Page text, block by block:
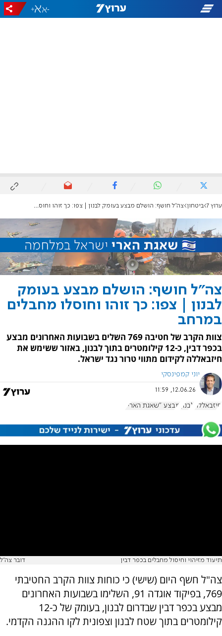
-
+
ערוץ 7 ביטחון צה"ל חושף: הושלם מבצע בעומק לבנון | צפו: כך זוהו וחוסלו מחבלים במרחב
צה"ל חושף: הושלם מבצע בעומק
לבנון | צפו: כך זוהו וחוסלו מחבלים
במרחב
צוות הקרב של חטיבה 769 השלים בשבועות האחרונים מבצע
בכפר דבין, כ-12 קילומטרים בתוך לבנון, באזור ששימש את
חיזבאללה לקידום מתווי טרור נגד ישראל.
יוני קמפינסקי
12.06.26, 11:59
חיזבאללה לבנון מבצע "שאגת הארי"
תיעוד מזיהוי וחיסול מחבלים בכפר דבין דובר צה"ל
צה"ל חשף היום (שישי) כי כוחות צוות הקרב החטיבתי
769, בפיקוד אוגדה 91, השלימו בשבועות האחרונים
מבצע בכפר דבין שבדרום לבנון, בעומק של כ-12
קילומטרים בתוך שטח לבנון וצפונית לקו ההגנה הקדמי.